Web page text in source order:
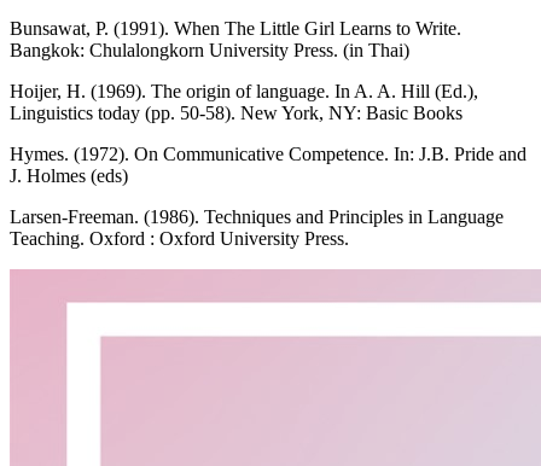
Bunsawat, P. (1991). When The Little Girl Learns to Write.
Bangkok: Chulalongkorn University Press. (in Thai)
Hoijer, H. (1969). The origin of language. In A. A. Hill (Ed.),
Linguistics today (pp. 50-58). New York, NY: Basic Books
Hymes. (1972). On Communicative Competence. In: J.B. Pride and
J. Holmes (eds)
Larsen-Freeman. (1986). Techniques and Principles in Language
Teaching. Oxford : Oxford University Press.